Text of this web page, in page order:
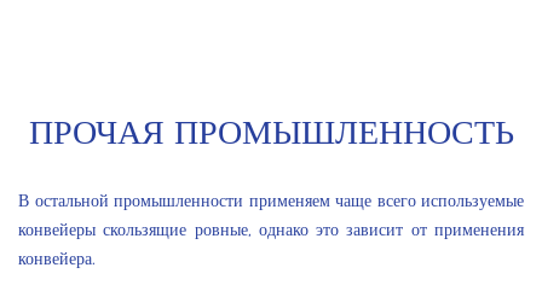
ПРОЧАЯ ПРОМЫШЛЕННОСТЬ
В остальной промышленности применяем чаще всего используемые
конвейеры скользящие ровные, однако это зависит от применения
конвейера.